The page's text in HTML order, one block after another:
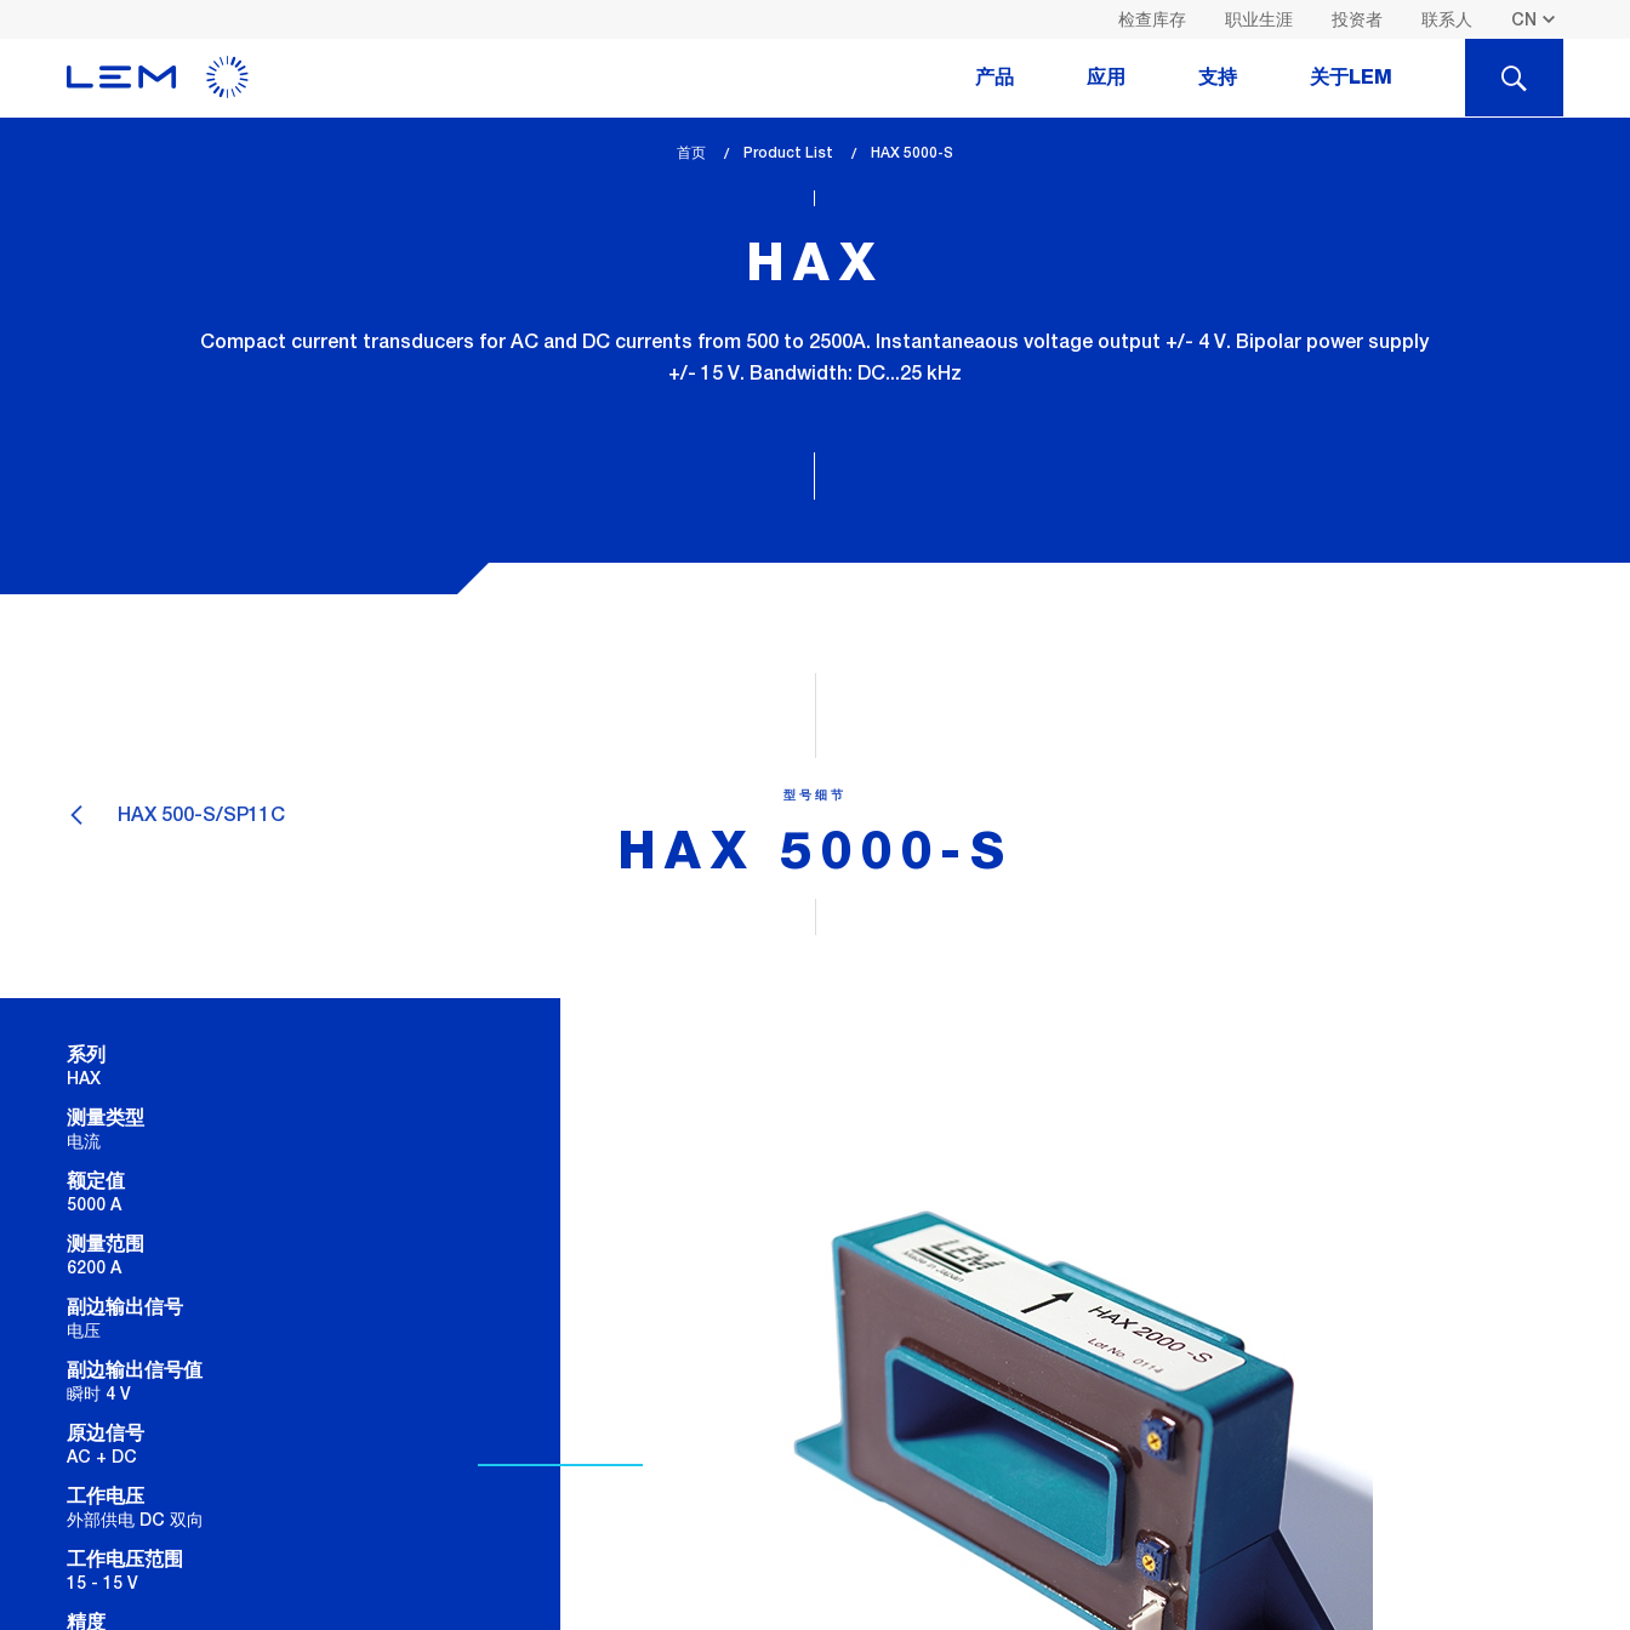
检查库存 职业生涯 投资者 联系人
产品 应用 支持 关于LEM SEARCH
首页 Product List
lem_current_page
HAX 5000-S
HAX
Compact current transducers for AC and DC currents from 500 to 2500A. Instantaneaous voltage output +/- 4 V. Bipolar power supply
+/- 15 V. Bandwidth: DC...25 kHz
HAX 500-S/SP11C
型号细节
HAX 5000-S
系列
HAX
测量类型
电流
额定值
5000 A
测量范围
6200 A
副边输出信号
电压
副边输出信号值
瞬时 4 V
原边信号
AC + DC
工作电压
外部供电 DC 双向
工作电压范围
15 - 15 V
精度